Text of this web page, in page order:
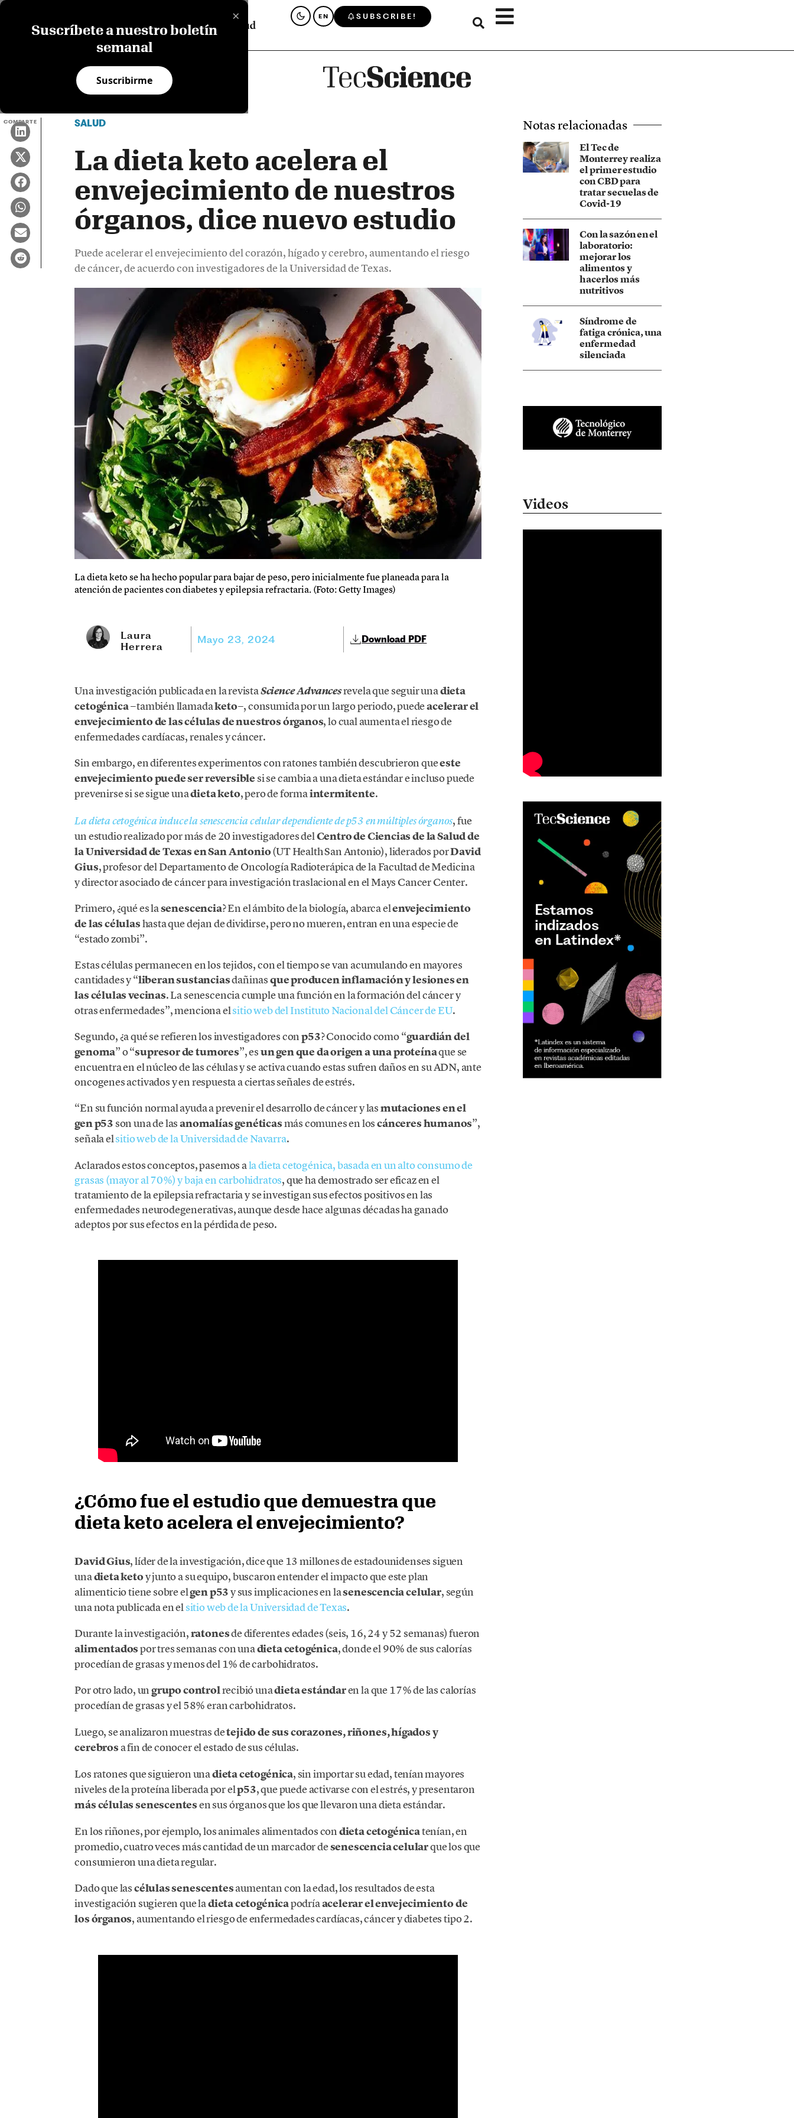
×
Suscríbete a nuestro boletín
semanal
Suscribirme
EN SUBSCRIBE!
COMPARTE SALUD
La dieta keto acelera el
envejecimiento de nuestros
órganos, dice nuevo estudio
Puede acelerar el envejecimiento del corazón, hígado y cerebro, aumentando el riesgo
de cáncer, de acuerdo con investigadores de la Universidad de Texas.
La dieta keto se ha hecho popular para bajar de peso, pero inicialmente fue planeada para la
atención de pacientes con diabetes y epilepsia refractaria. (Foto: Getty Images)
Laura
Herrera
Mayo 23, 2024 Download PDF
Una investigación publicada en la revistaScience Advancesrevela que seguir unadieta
cetogénica−también llamadaketo−, consumida por un largo periodo, puedeacelerar el
envejecimiento de las células de nuestros órganos, lo cual aumenta el riesgo de
enfermedades cardíacas, renales y cáncer.
Sin embargo, en diferentes experimentos con ratones también descubrieron queeste
envejecimiento puede ser reversiblesi se cambia a una dieta estándar e incluso puede
prevenirse si se sigue unadieta keto, pero de formaintermitente.
La dieta cetogénica induce la senescencia celular dependiente de p53 en múltiples órganos, fue
un estudio realizado por más de 20 investigadores delCentro de Ciencias de la Salud de
la Universidad de Texas en San Antonio(UT Health San Antonio), liderados porDavid
Gius, profesor del Departamento de Oncología Radioterápica de la Facultad de Medicina
y director asociado de cáncer para investigación traslacional en el Mays Cancer Center.
Primero, ¿qué es lasenescencia? En el ámbito de la biología, abarca elenvejecimiento
de las célulashasta que dejan de dividirse, pero no mueren, entran en una especie de
“estado zombi”.
Estas células permanecen en los tejidos, con el tiempo se van acumulando en mayores
cantidades y “liberan sustanciasdañinasque producen inflamación y lesiones en
las células vecinas. La senescencia cumple una función en la formación del cáncer y
otras enfermedades”, menciona elsitio web del Instituto Nacional del Cáncer de EU.
Segundo, ¿a qué se refieren los investigadores conp53? Conocido como “guardián del
genoma” o “supresor de tumores”, esun gen que da origen a una proteínaque se
encuentra en el núcleo de las células y se activa cuando estas sufren daños en su ADN, ante
oncogenes activados y en respuesta a ciertas señales de estrés.
“En su función normal ayuda a prevenir el desarrollo de cáncer y lasmutaciones en el
gen p53son una de lasanomalías genéticasmás comunes en loscánceres humanos”,
señala elsitio web de la Universidad de Navarra.
Aclarados estos conceptos, pasemos ala dieta cetogénica, basada en un alto consumo de
grasas (mayor al 70%) y baja en carbohidratos, que ha demostrado ser eficaz en el
tratamiento de la epilepsia refractaria y se investigan sus efectos positivos en las
enfermedades neurodegenerativas, aunque desde hace algunas décadas ha ganado
adeptos por sus efectos en la pérdida de peso.
¿Cómo fue el estudio que demuestra que
dieta keto acelera el envejecimiento?
David Gius, líder de la investigación, dice que 13 millones de estadounidenses siguen
unadieta ketoy junto a su equipo, buscaron entender el impacto que este plan
alimenticio tiene sobre elgen p53y sus implicaciones en lasenescencia celular, según
una nota publicada en elsitio web de la Universidad de Texas.
Durante la investigación,ratonesde diferentes edades (seis, 16, 24 y 52 semanas) fueron
alimentadospor tres semanas con unadieta cetogénica, donde el 90% de sus calorías
procedían de grasas y menos del 1% de carbohidratos.
Por otro lado, ungrupo controlrecibió unadieta estándaren la que 17% de las calorías
procedían de grasas y el 58% eran carbohidratos.
Luego, se analizaron muestras detejido de sus corazones, riñones, hígados y
cerebros a fin de conocer el estado de sus células.
Los ratones que siguieron unadieta cetogénica, sin importar su edad, tenían mayores
niveles de la proteína liberada por elp53, que puede activarse con el estrés, y presentaron
más células senescentesen sus órganos que los que llevaron una dieta estándar.
En los riñones, por ejemplo, los animales alimentados condieta cetogénicatenían, en
promedio, cuatro veces más cantidad de un marcador desenescencia celularque los que
consumieron una dieta regular.
Dado que lascélulas senescentesaumentan con la edad, los resultados de esta
investigación sugieren que ladieta cetogénicapodríaacelerar el envejecimiento de
los órganos, aumentando el riesgo de enfermedades cardíacas, cáncer y diabetes tipo 2.
Notas relacionadas
El Tec de
Monterrey realiza
el primer estudio
con CBD para
tratar secuelas de
Covid-19
Con la sazón en el
laboratorio:
mejorar los
alimentos y
hacerlos más
nutritivos
Síndrome de
fatiga crónica, una
enfermedad
silenciada
Videos